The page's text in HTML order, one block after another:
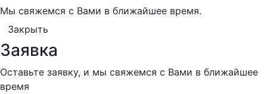
Мы свяжемся с Вами в ближайшее время.
Закрыть
Заявка
Оставьте заявку, и мы свяжемся с Вами в ближайшее
время